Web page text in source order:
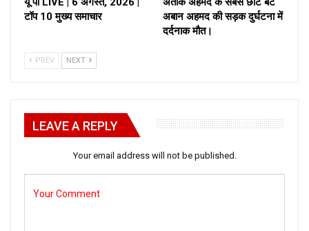
टॉप 10 मुख्य समाचार
अबान अहमद की सड़क दुर्घटना में
दर्दनाक मौत।
PREV NEXT
LEAVE A REPLY
Your email address will not be published.